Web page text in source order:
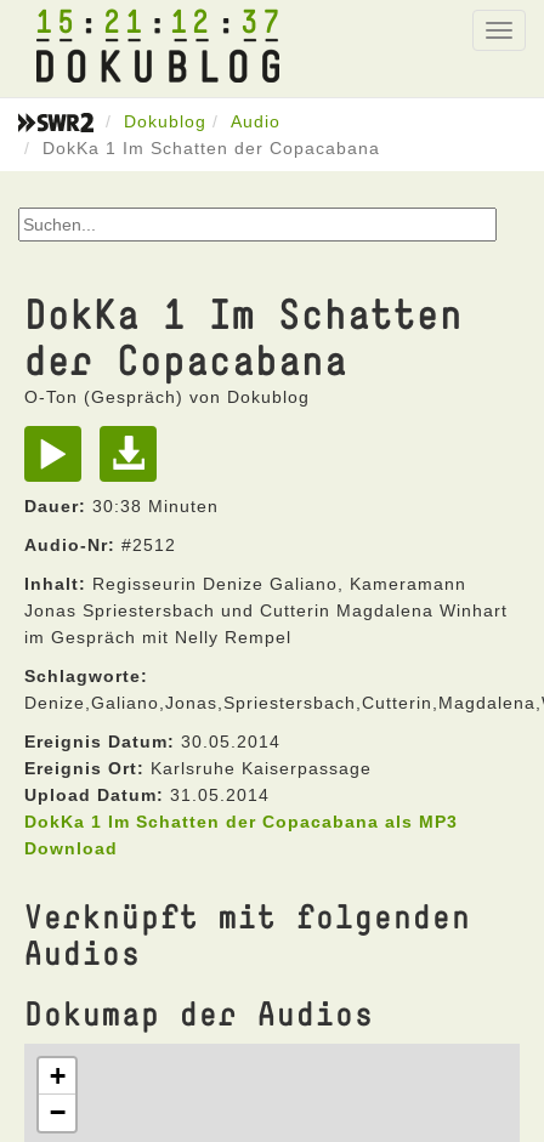
15 21 12 37
Dokublog
Audio
DokKa 1 Im Schatten der Copacabana
DokKa 1 Im Schatten
der Copacabana
O-Ton (Gespräch) von Dokublog
Dauer: 30:38 Minuten
Audio-Nr: #2512
Inhalt: Regisseurin Denize Galiano, Kameramann
Jonas Spriestersbach und Cutterin Magdalena Winhart
im Gespräch mit Nelly Rempel
Schlagworte:
Ereignis Datum: 30.05.2014
Ereignis Ort: Karlsruhe Kaiserpassage
Upload Datum: 31.05.2014
DokKa 1 Im Schatten der Copacabana als MP3
Download
Verknüpft mit folgenden
Audios
Dokumap der Audios